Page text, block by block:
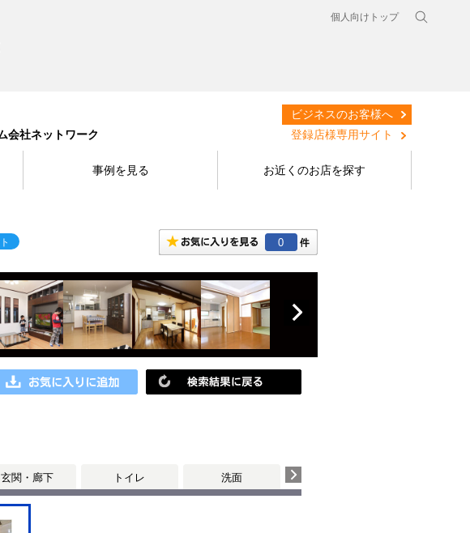
個人向けトップ
会社ネットワーク
ビジネスのお客様へ
登録店様専用サイト
事例を見る お近くのお店を探す
0
玄関・廊下 トイレ 洗面